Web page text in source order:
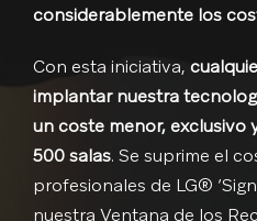
considerablemente los
Con esta iniciativa,
implantar nuestra
un coste menor, exclusivo
500 salas. Se suprime el
profesionales de LG®
nuestra Ventana de los